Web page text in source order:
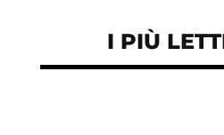
I PIÙ